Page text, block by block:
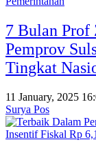
7 Bulan Prof
Pemprov
Tingkat
11 January, 2025
Surya Pos